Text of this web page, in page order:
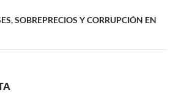
SOBREPRECIOS Y CORRUPCIÓN EN